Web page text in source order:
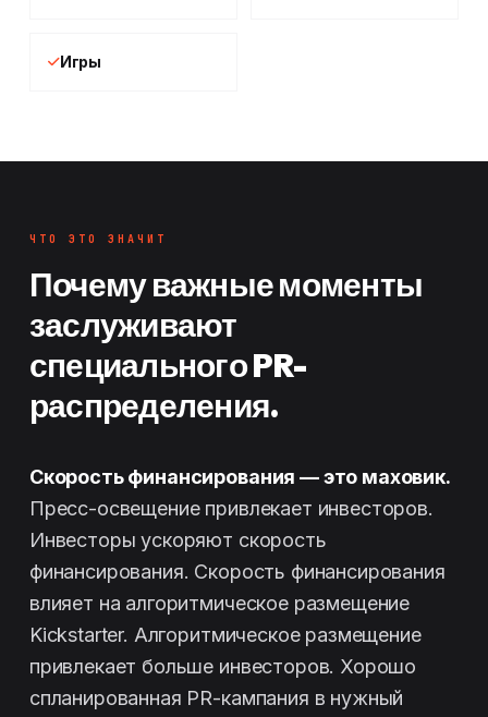
Игры
ЧТО ЭТО ЗНАЧИТ
Почему важные моменты
заслуживают
специального PR-
распределения.
Скорость финансирования — это маховик.
Пресс-освещение привлекает инвесторов.
Инвесторы ускоряют скорость
финансирования. Скорость финансирования
влияет на алгоритмическое размещение
Kickstarter. Алгоритмическое размещение
привлекает больше инвесторов. Хорошо
спланированная PR-кампания в нужный